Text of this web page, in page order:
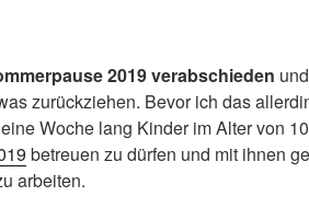
2019 verabschieden
zurückziehen. Bevor ich das
Woche lang Kinder im Alter von
betreuen zu dürfen und mit ihnen
arbeiten.